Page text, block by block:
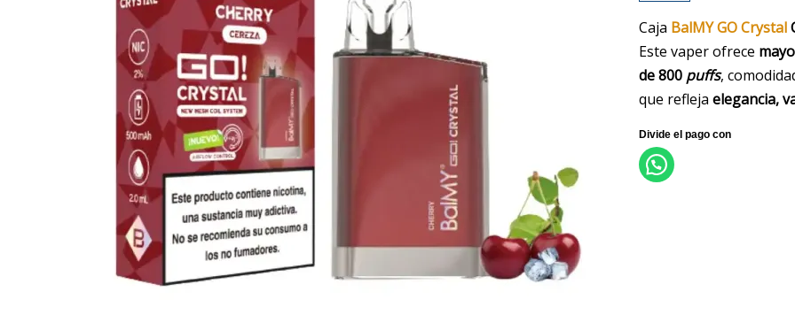
Caja BalMY GO Crystal
Este vaper ofrece
de800 puffs,
que refleja elegancia,